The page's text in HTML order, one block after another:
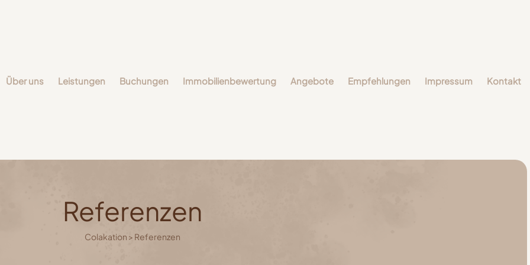
Über uns Leistungen Buchungen Immobilienbewertung Angebote Empfehlungen Impressum Kontakt
Referenzen
Colakation > Referenzen